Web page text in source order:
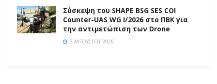
Σύσκεψη του SHAPE BSG SES COI
Counter-UAS WG I/2026 στο ΠΒΚ για
την αντιμετώπιση των Drone
7 ΑΥΓΟΎΣΤΟΥ 2026